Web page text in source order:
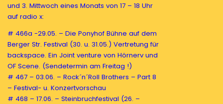
und 3. Mittwoch eines Monats von 17 – 18 Uhr
auf radio x:
# 466a -29.05. – Die Ponyhof Bühne auf dem
Berger Str. Festival (30. u. 31.05.) Vertretung für
backspace. Ein Joint venture von Hörnerv und
OF Scene. (Sendetermin am Freitag !)
# 467 – 03.06. – Rock´n´Roll Brothers – Part 8
– Festival- u. Konzertvorschau
# 468 – 17.06. – Steinbruchfestival (26. –